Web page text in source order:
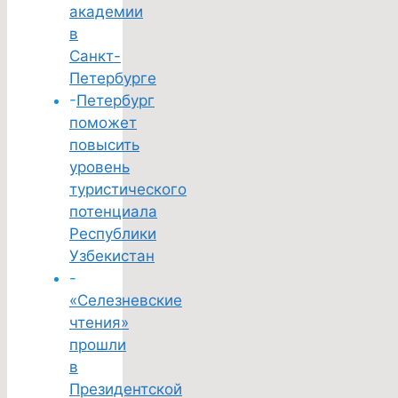
академии
в
Санкт-
Петербурге
-Петербург
поможет
повысить
уровень
туристического
потенциала
Республики
Узбекистан
-
«Селезневские
чтения»
прошли
в
Президентской